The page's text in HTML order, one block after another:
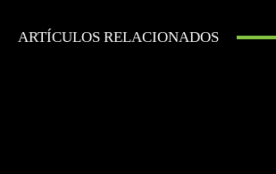
ARTÍCULOS RELACIONADOS